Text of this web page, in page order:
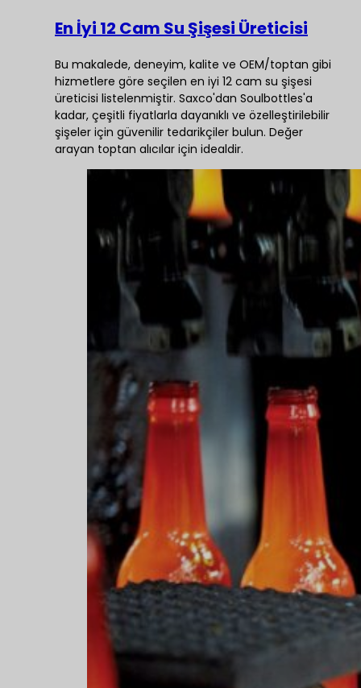
En İyi 12 Cam Su Şişesi Üreticisi
Bu makalede, deneyim, kalite ve OEM/toptan gibi
hizmetlere göre seçilen en iyi 12 cam su şişesi
üreticisi listelenmiştir. Saxco'dan Soulbottles'a
kadar, çeşitli fiyatlarla dayanıklı ve özelleştirilebilir
şişeler için güvenilir tedarikçiler bulun. Değer
arayan toptan alıcılar için idealdir.